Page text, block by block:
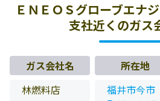
ＥＮＥＯＳグローブエナ
支社近くのガス
ガス会社名 所在地
林燃料店
福井市今市